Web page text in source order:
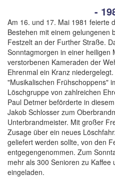
-
Am 16. und 17. Mai 1981 feierte
Bestehen mit einem gelungenen
Festzelt an der Further Straße.
Sonntagmorgen in einer heiligen
verstorbenen Kameraden der
Ehrenmal ein Kranz
"Musikalischen Frühschoppens"
Löschgruppe von zahlreichen
Paul Detmer beförderte in
Jakob Schlosser zum
Unterbrandmeister. Mit großer
Zusage über ein neues
geliefert werden sollte, von den
entgegengenommen. Zum
mehr als 300 Senioren zu Kaffee
eingeladen.